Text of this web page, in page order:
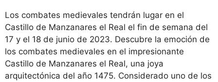
Los combates medievales tendrán lugar en el
Castillo de Manzanares el Real el fin de semana del
17 y el 18 de junio de 2023. Descubre la emoción de
los combates medievales en el impresionante
Castillo de Manzanares el Real, una joya
arquitectónica del año 1475. Considerado uno de los